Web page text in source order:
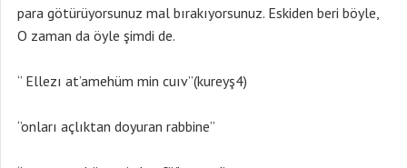
para götürüyorsunuz mal bırakıyorsunuz. Eskiden beri böyle,
O zaman da öyle şimdi de.
‘’ Ellezı at’amehüm min cuıv’’(kureyş4)
‘’onları açlıktan doyuran rabbine’’